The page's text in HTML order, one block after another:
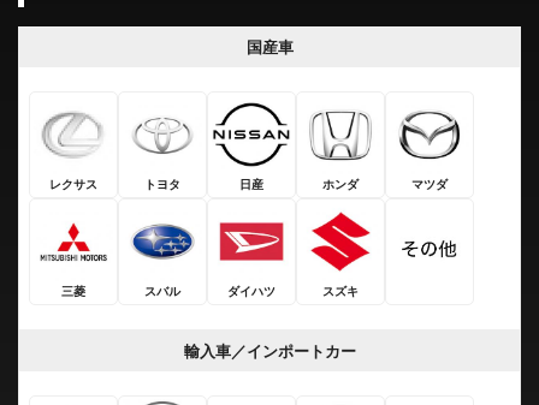
国産車
レクサス トヨタ 日産 ホンダ マツダ
三菱 スバル ダイハツ スズキ
輸入車／インポートカー